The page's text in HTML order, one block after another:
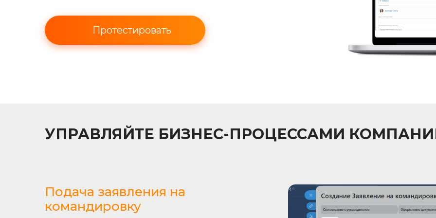
Протестировать
УПРАВЛЯЙТЕ БИЗНЕС-ПРОЦЕССАМИ
Подача заявления на
командировку